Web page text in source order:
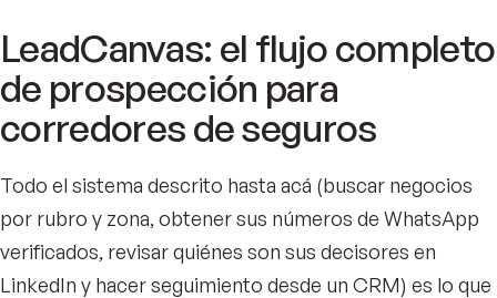
LeadCanvas: el flujo completo
de prospección para
corredores de seguros
Todo el sistema descrito hasta acá (buscar negocios
por rubro y zona, obtener sus números de WhatsApp
verificados, revisar quiénes son sus decisores en
LinkedIn y hacer seguimiento desde un CRM) es lo que